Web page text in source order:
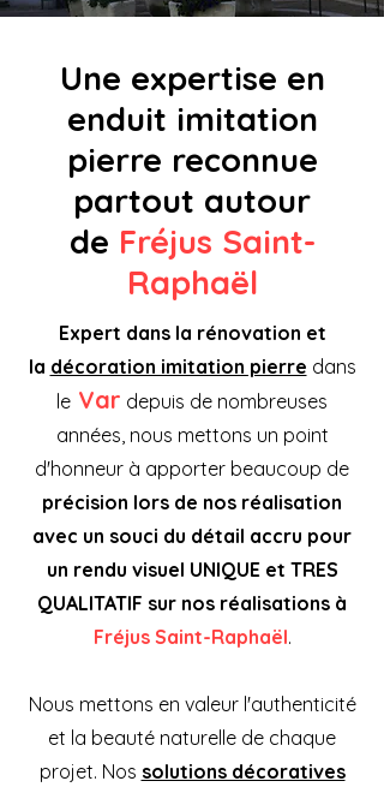
Une expertise en
enduit imitation
pierre reconnue
partout autour
de Fréjus Saint-
Raphaël
Expert dans la rénovation et
la décoration imitation pierre dans
le Var depuis de nombreuses
années, nous mettons un point
d'honneur à apporter beaucoup de
précision lors de nos réalisation
avec un souci du détail accru pour
un rendu visuel UNIQUE et TRES
QUALITATIF sur nos réalisations à
Fréjus Saint-Raphaël.
Nous mettons en valeur l'authenticité
et la beauté naturelle de chaque
projet. Nos solutions décoratives